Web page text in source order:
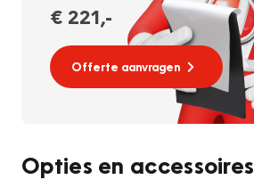
€ 221,-
Offerte aanvragen
Opties en accessoires